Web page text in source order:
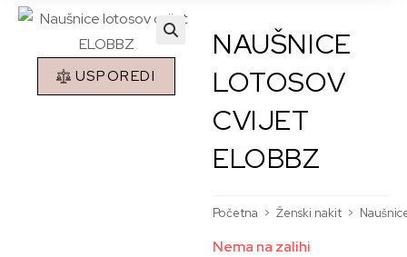
🔍
USPOREDI
NAUŠNICE
LOTOSOV
CVIJET
ELOBBZ
Početna > Ženski nakit >
Nema na zalihi